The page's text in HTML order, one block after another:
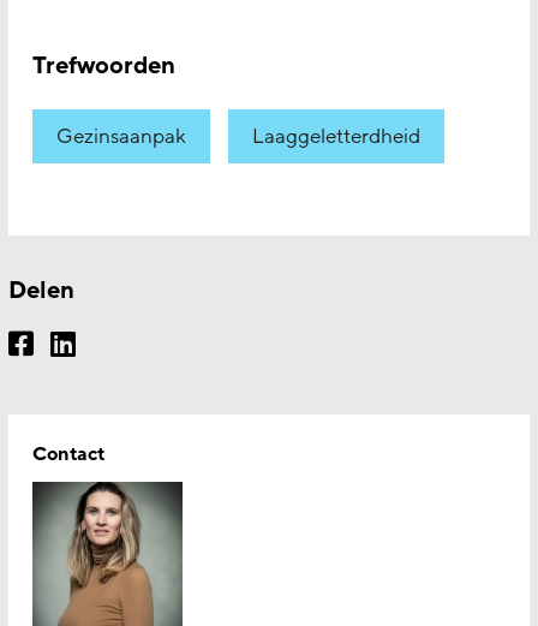
Contact
Trefwoorden
Gezinsaanpak Laaggeletterdheid
Delen